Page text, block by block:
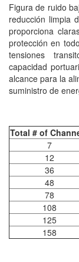
Figura de ruido
reducción limpia
proporciona
protección en
tensiones
capacidad
alcance para la
suministro de
Total # of
7
12
36
48
78
108
125
158